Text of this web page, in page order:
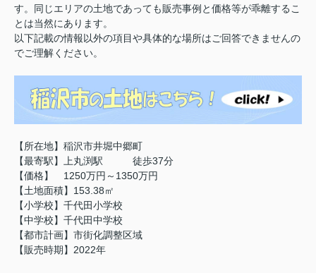
す。同じエリアの土地であっても販売事例と価格等が乖離するこ
とは当然にあります。
以下記載の情報以外の項目や具体的な場所はご回答できませんの
でご理解ください。
【所在地】稲沢市井堀中郷町
【最寄駅】上丸渕駅 徒歩37分
【価格】 1250万円～1350万円
【土地面積】153.38㎡
【小学校】千代田小学校
【中学校】千代田中学校
【都市計画】市街化調整区域
【販売時期】2022年